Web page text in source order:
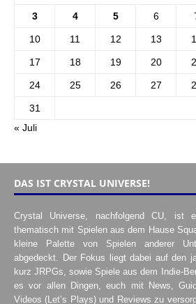
3 4 5 6
10 11 12 13
17 18 19 20
24 25 26 27
31
« Juli
DAS IST CRYSTAL UNIVERSE!
Crystal Universe, nachfolgend CU, ist
thematisch mit Spielen aus dem Hause
kleine Palette von Spielen anderer
abgedeckt. Der Fokus liegt dabei auf den
kurz JRPGs, sowie Spiele aus dem Indie-
es vor allen Dingen, euch mit News,
Videos (Let’s Plays) und Reviews zu